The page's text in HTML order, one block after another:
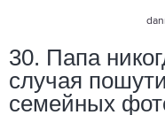
30. Папа
случая
семейных